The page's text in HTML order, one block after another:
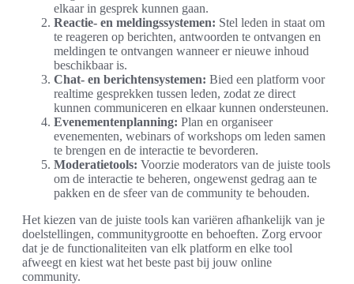
elkaar in gesprek kunnen gaan.
Reactie- en meldingssystemen: Stel leden in staat om
te reageren op berichten, antwoorden te ontvangen en
meldingen te ontvangen wanneer er nieuwe inhoud
beschikbaar is.
Chat- en berichtensystemen: Bied een platform voor
realtime gesprekken tussen leden, zodat ze direct
kunnen communiceren en elkaar kunnen ondersteunen.
Evenementenplanning: Plan en organiseer
evenementen, webinars of workshops om leden samen
te brengen en de interactie te bevorderen.
Moderatietools: Voorzie moderators van de juiste tools
om de interactie te beheren, ongewenst gedrag aan te
pakken en de sfeer van de community te behouden.
Het kiezen van de juiste tools kan variëren afhankelijk van je
doelstellingen, communitygrootte en behoeften. Zorg ervoor
dat je de functionaliteiten van elk platform en elke tool
afweegt en kiest wat het beste past bij jouw online
community.